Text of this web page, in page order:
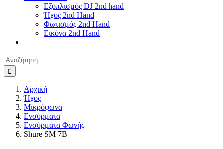
Εξοπλισμός DJ 2nd hand
Ήχος 2nd Hand
Φωτισμός 2nd Hand
Εικόνα 2nd Hand
Αναζήτηση
για:
Αρχική
Ήχος
Μικρόφωνα
Ενσύρματα
Ενσύρματα Φωνής
Shure SM 7B